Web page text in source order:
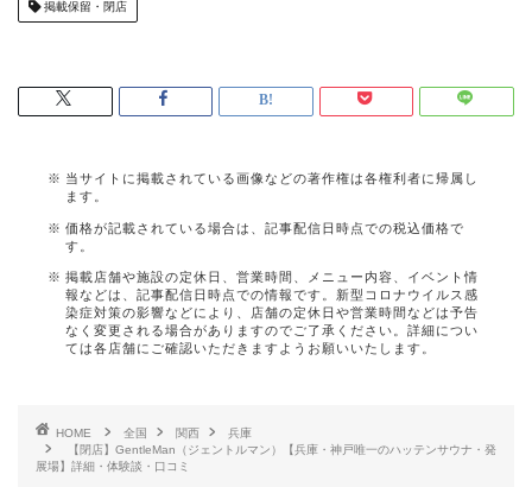
掲載保留・閉店
当サイトに掲載されている画像などの著作権は各権利者に帰属し
ます。
価格が記載されている場合は、記事配信日時点での税込価格で
す。
掲載店舗や施設の定休日、営業時間、メニュー内容、イベント情
報などは、記事配信日時点での情報です。新型コロナウイルス感
染症対策の影響などにより、店舗の定休日や営業時間などは予告
なく変更される場合がありますのでご了承ください。詳細につい
ては各店舗にご確認いただきますようお願いいたします。
HOME 全国 関西
兵庫
【閉店】GentleMan（ジェントルマン）【兵庫・神戸唯一のハッテンサウナ・発
展場】詳細・体験談・口コミ